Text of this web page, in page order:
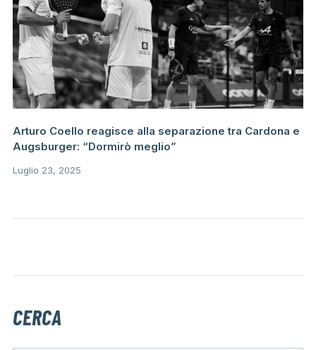
Arturo Coello reagisce alla separazione tra Cardona e
Augsburger: “Dormirò meglio”
Luglio 23, 2025
CERCA